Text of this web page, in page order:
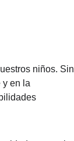
niños. Sin
y en la